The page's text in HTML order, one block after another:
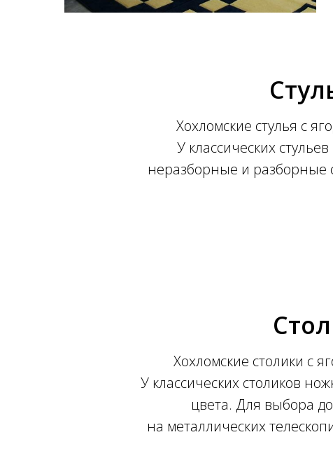
Хохломские стулья с
У классических
неразборные и разборные
Хохломские столики с
У классических столиков
цвета. Для выбора
на металлических